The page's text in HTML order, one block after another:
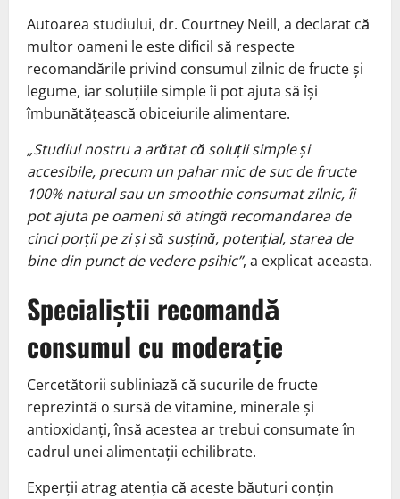
Autoarea studiului, dr. Courtney Neill, a declarat că
multor oameni le este dificil să respecte
recomandările privind consumul zilnic de fructe și
legume, iar soluțiile simple îi pot ajuta să își
îmbunătățească obiceiurile alimentare.
„Studiul nostru a arătat că soluții simple și
accesibile, precum un pahar mic de suc de fructe
100% natural sau un smoothie consumat zilnic, îi
pot ajuta pe oameni să atingă recomandarea de
cinci porții pe zi și să susțină, potențial, starea de
bine din punct de vedere psihic”, a explicat aceasta.
Specialiștii recomandă
consumul cu moderație
Cercetătorii subliniază că sucurile de fructe
reprezintă o sursă de vitamine, minerale și
antioxidanți, însă acestea ar trebui consumate în
cadrul unei alimentații echilibrate.
Experții atrag atenția că aceste băuturi conțin